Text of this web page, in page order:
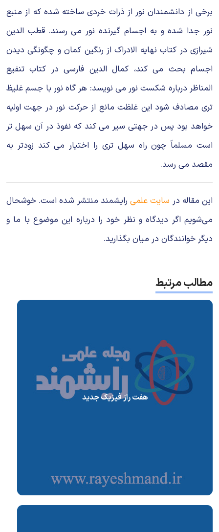
برخى از دانشمندان نور از ذرات خردى ساخته شده که از منبع
نور جدا شده و به اجسام گیرنده نور مى رسند. قطب الدین
شیرازى در کتاب نهایه الادراک از رنگین کمان و چگونگى دیدن
اجسام بحث مى کند، کمال الدین فارسى در کتاب تنفیع
المناظر درباره شکست نور مى نویسد: هر گاه نور با جسم غلیظ
ترى مصادف شود این غلظت مانع از حرکت نور در جهت اولیه
خواهد بود پس در جهتى سیر مى کند که نفوذ در آن سهل تر
است مسلماً چون راه سهل ترى را اختیار مى کند زودتر به
مقصد مى رسد.
این مقاله در سایت علمیرایشمند منتشر شده است. خوشحال
می‌شویم اگر دیدگاه و نظر خود را درباره این موضوع با ما و
دیگر خوانندگان در میان بگذارید.
مطالب مرتبط
هفت راز فیزیک جدید